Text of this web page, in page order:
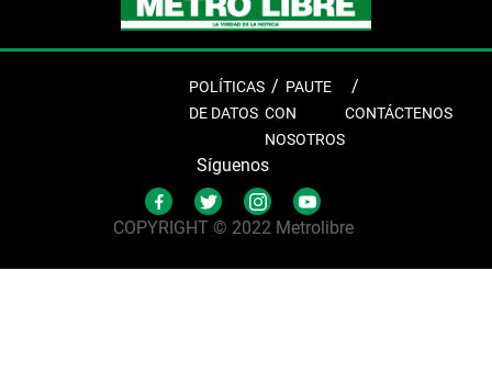
POLÍTICAS
DE DATOS
PAUTE
CON
NOSOTROS
CONTÁCTENOS
Síguenos
COPYRIGHT © 2022 Metrolibre